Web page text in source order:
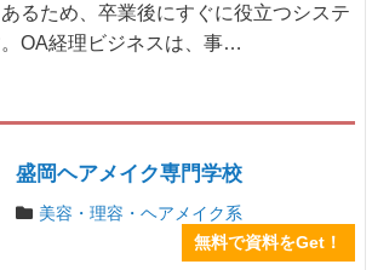
るため、卒業後にすぐに役立つシステ
OA経理ビジネスは、事…
盛岡ヘアメイク専門学校
美容・理容・ヘアメイク系
無料で資料をGet！